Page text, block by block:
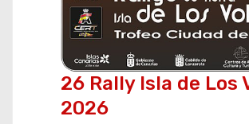
26 Rally Isla de Los
2026